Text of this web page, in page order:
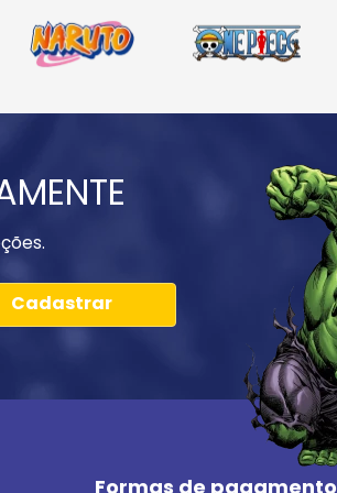
Cadastrar
Formas de pagamento